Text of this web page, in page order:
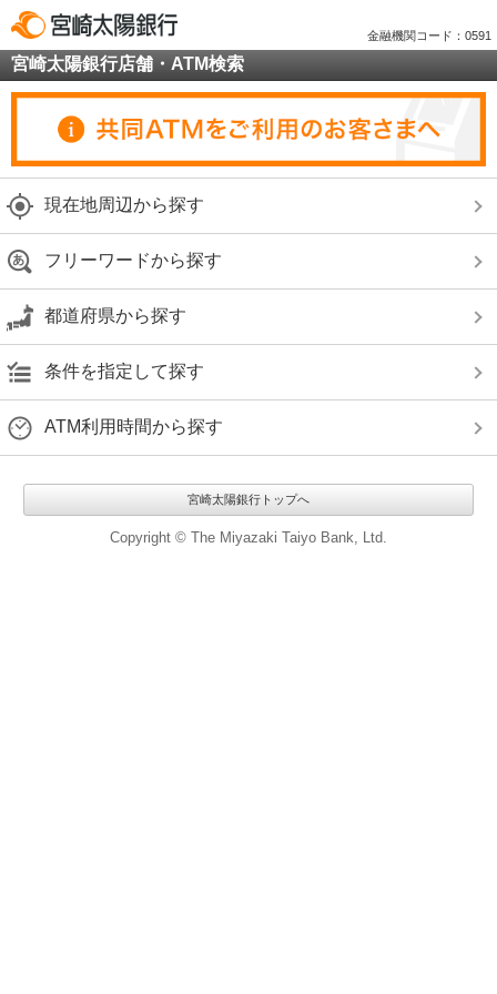
金融機関コード：0591
宮崎太陽銀行店舗・ATM検索
現在地周辺から探す
フリーワードから探す
都道府県から探す
条件を指定して探す
ATM利用時間から探す
宮崎太陽銀行トップへ
Copyright © The Miyazaki Taiyo Bank, Ltd.